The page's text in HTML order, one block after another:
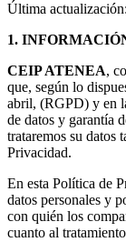
Última
1.
CEIP ATENEA,
que, según lo
abril, (RGPD) y en
de datos y garantía
trataremos su datos
Privacidad.
En esta Política de
datos personales y
con quién los
cuanto al